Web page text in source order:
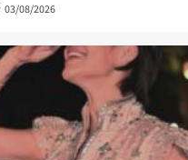
03/08/2026